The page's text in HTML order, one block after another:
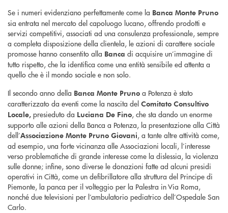
Se i numeri evidenziano perfettamente come la Banca Monte Pruno
sia entrata nel mercato del capoluogo lucano, offrendo prodotti e
servizi competitivi, associati ad una consulenza professionale, sempre
a completa disposizione della clientela, le azioni di carattere sociale
promosse hanno consentito alla Banca di acquisire un’immagine di
tutto rispetto, che la identifica come una entità sensibile ed attenta a
quello che è il mondo sociale e non solo.
Il secondo anno della Banca Monte Pruno a Potenza è stato
caratterizzato da eventi come la nascita del Comitato Consultivo
Locale, presieduto da Luciana De Fino, che sta dando un enorme
supporto alle azioni della Banca a Potenza, la presentazione alla Città
dell’Associazione Monte Pruno Giovani, a tante altre attività come,
ad esempio, una forte vicinanza alle Associazioni locali, l’interesse
verso problematiche di grande interesse come la dislessia, la violenza
sulle donne; infine, sono diverse le donazioni fatte ad alcuni presidi
operativi in Città, come un defibrillatore alla struttura del Principe di
Piemonte, la panca per il volteggio per la Palestra in Via Roma,
nonché due televisioni per l’ambulatorio pediatrico dell’Ospedale San
Carlo.